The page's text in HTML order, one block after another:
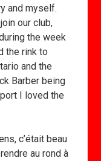
and myself.
our club,
the week
the rink to
and the
Barber being
I loved the
c’était beau
au rond à